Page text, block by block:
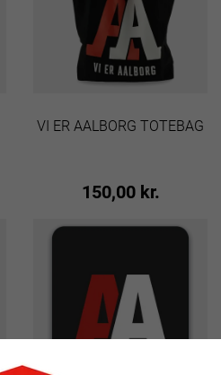
VI ER AALBORG TOTEBAG
150,00 kr.